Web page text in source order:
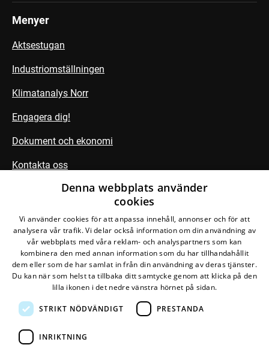
Menyer
Aktsestugan
Industriomställningen
Klimatanalys Norr
Engagera dig!
Dokument och ekonomi
Kontakta oss
Den här webbplatsen drivs avGlesys ABmed
Miljöval-märkt
Denna webbplats använder
cookies
Vi använder cookies för att anpassa innehåll, annonser och för att
analysera vår trafik. Vi delar också information om din användning av
vår webbplats med våra reklam- och analyspartners som kan
kombinera den med annan information som du har tillhandahållit
dem eller som de har samlat in från din användning av deras tjänster.
Du kan när som helst ta tillbaka ditt samtycke genom att klicka på den
lilla ikonen i det nedre vänstra hörnet på sidan.
STRIKT NÖDVÄNDIGT PRESTANDA
INRIKTNING